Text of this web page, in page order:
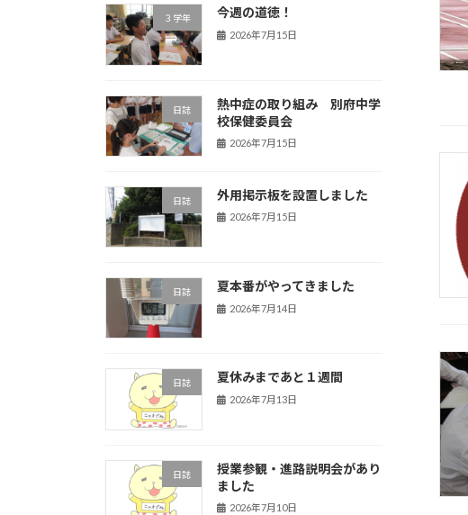
３学年 今週の道徳！
2026年7月15日
日誌
熱中症の取り組み 別府中学
校保健委員会
2026年7月15日
日誌 外用掲示板を設置しました
2026年7月15日
日誌 夏本番がやってきました
2026年7月14日
日誌 夏休みまであと１週間
2026年7月13日
日誌
授業参観・進路説明会があり
ました
2026年7月10日